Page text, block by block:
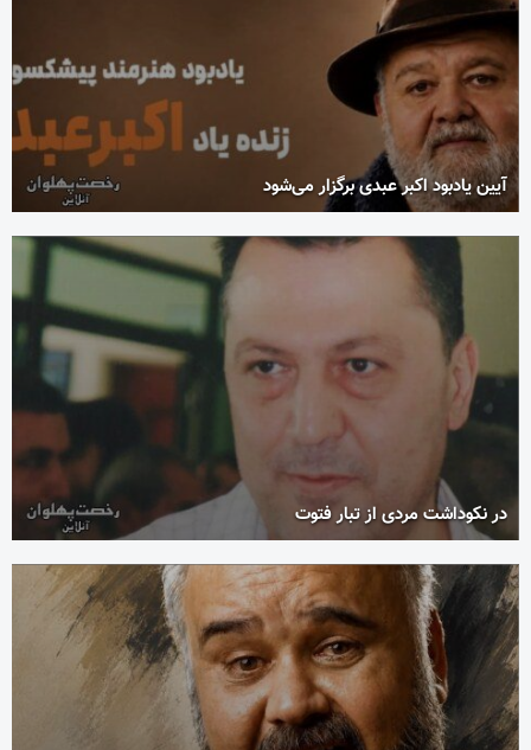
آیین یادبود اکبر عبدی برگزار می‌شود
در نکوداشت مردی از تبار فتوت